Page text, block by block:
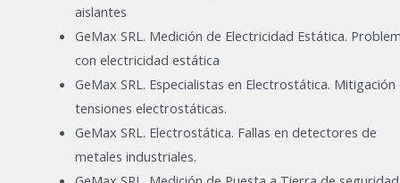
aislantes
GeMax SRL. Medición de Electricidad Estática.
con electricidad estática
GeMax SRL. Especialistas en Electrostática. Mitigación
tensiones electrostáticas.
GeMax SRL. Electrostática. Fallas en detectores de
metales industriales.